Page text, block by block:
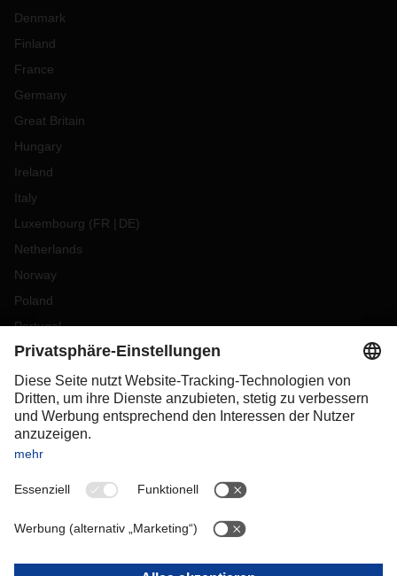
Denmark
Finland
France
Germany
Great Britain
Hungary
Ireland
Italy
Luxembourg (FR DE)
Netherlands
Norway
Poland
Portugal
Romania
Slovakia
Spain
Sweden
Switzerland
OCEANIA